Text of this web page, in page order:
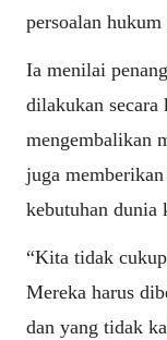
persoalan
Ia menilai
dilakukan
mengembalikan
juga
kebutuhan dunia
“Kita tidak
Mereka harus
dan yang tidak